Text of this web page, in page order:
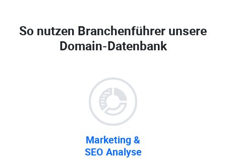
So nutzen Branchenführer unsere
Domain-Datenbank
Marketing &
SEO Analyse